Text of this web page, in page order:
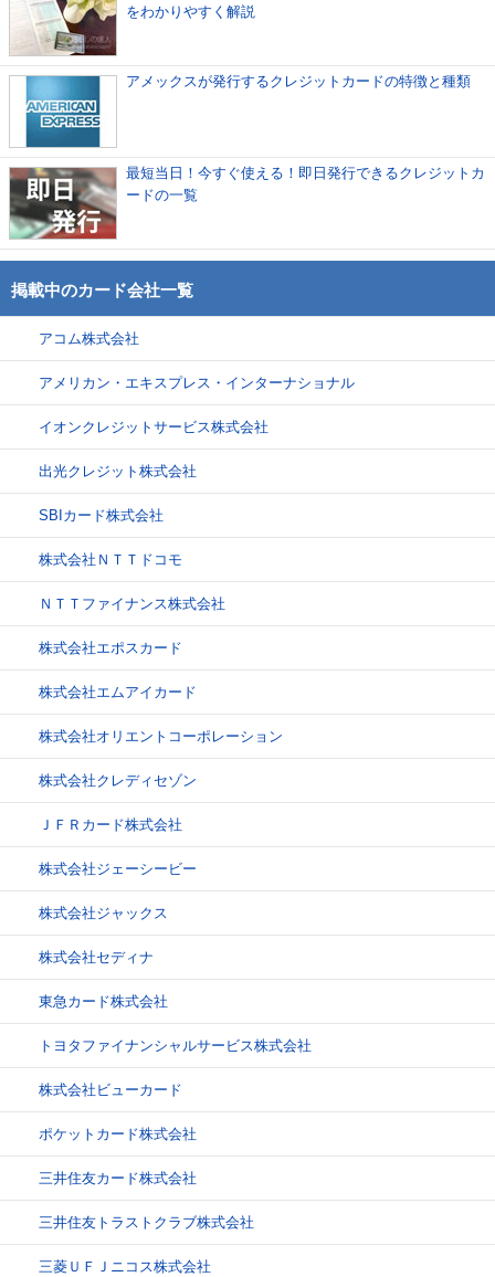
をわかりやすく解説
アメックスが発行するクレジットカードの特徴と種類
最短当日！今すぐ使える！即日発行できるクレジットカ
ードの一覧
掲載中のカード会社一覧
アコム株式会社
アメリカン・エキスプレス・インターナショナル
イオンクレジットサービス株式会社
出光クレジット株式会社
SBIカード株式会社
株式会社ＮＴＴドコモ
ＮＴＴファイナンス株式会社
株式会社エポスカード
株式会社エムアイカード
株式会社オリエントコーポレーション
株式会社クレディセゾン
ＪＦＲカード株式会社
株式会社ジェーシービー
株式会社ジャックス
株式会社セディナ
東急カード株式会社
トヨタファイナンシャルサービス株式会社
株式会社ビューカード
ポケットカード株式会社
三井住友カード株式会社
三井住友トラストクラブ株式会社
三菱ＵＦＪニコス株式会社